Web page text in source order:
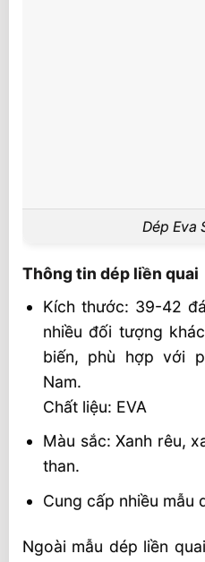
Dép Eva
Thông tin dép liền quai
Kích thước: 39-42
nhiều đối tượng
biến, phù hợp với
Nam.
Chất liệu: EVA
Màu sắc: Xanh rêu,
than.
Cung cấp nhiều mẫu
Ngoài mẫu dép liền